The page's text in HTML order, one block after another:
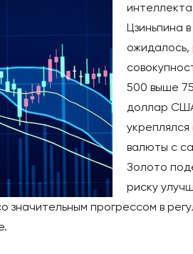
Цзиньпина
500 выше
доллар
укреплялся
валюты с
Золото
риску
значительным прогрессом в